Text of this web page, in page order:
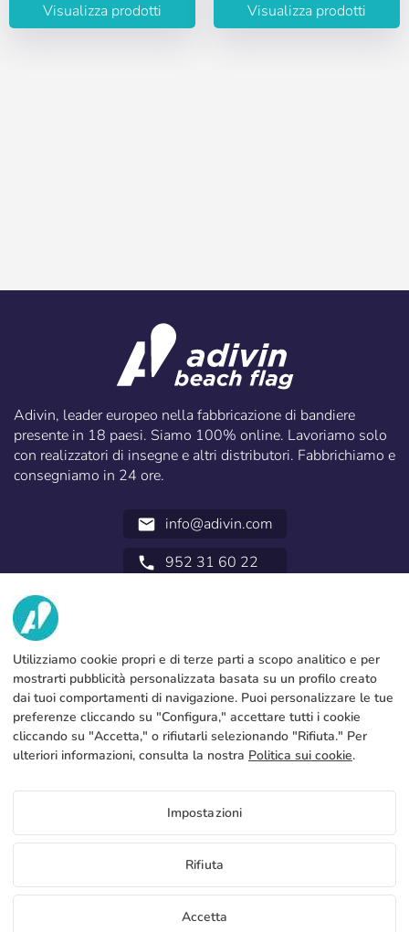
Visualizza prodotti
Visualizza prodotti
Se vuoi conoscere i prezzi di Alberi accedere al portale del
Vedi prezzo per i distributori
Adivin, leader europeo nella fabbricazione di bandiere
presente in 18 paesi. Siamo 100% online. Lavoriamo solo
con realizzatori di insegne e altri distributori. Fabbrichiamo e
consegniamo in 24 ore.
email info@adivin.com
call 952 31 60 22
NOI
Contatto
Blog
Metodi di pagamento
Produzione e spedizione
FAQs
NOTA LEGALE
Avviso legale
Termini e condizioni generali
Politica sull’uso dei cookies
Politica sulla privacy
IT
C/ Generación 46-48 P.I. La Huertecilla 29196 Málaga Spagna | S.A CIF
Utilizziamo cookie propri e di terze parti a scopo analitico e per
mostrarti pubblicità personalizzata basata su un profilo creato
dai tuoi comportamenti di navigazione. Puoi personalizzare le tue
preferenze cliccando su "Configura," accettare tutti i cookie
cliccando su "Accetta," o rifiutarli selezionando "Rifiuta." Per
ulteriori informazioni, consulta la nostra Politica sui cookie.
Impostazioni
Rifiuta
Accetta